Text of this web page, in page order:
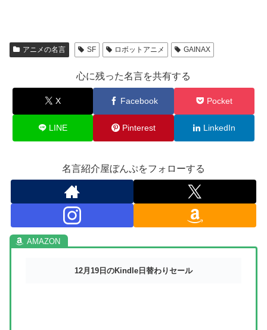
アニメの名言 SF ロボットアニメ GAINAX
心に残った名言を共有する
X Facebook Pocket
LINE Pinterest LinkedIn
名言紹介屋ぼんぷをフォローする
12月19日のKindle日替わりセール